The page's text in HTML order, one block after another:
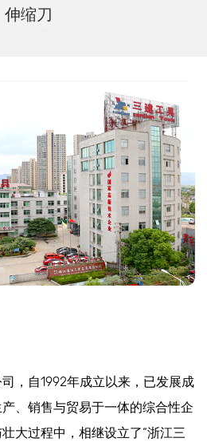
伸缩刀
，自1992年成立以来，已发展成
、销售与贸易于一体的综合性企
大过程中，相继设立了“浙江三